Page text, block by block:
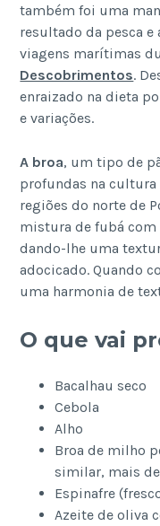
também foi uma
resultado da pesca
viagens marítimas
Descobrimentos.
enraizado na dieta
e variações.
A broa, um tipo de
profundas na
regiões do norte de
mistura de fubá
dando-lhe uma
adocicado. Quando
uma harmonia de
O que vai
Bacalhau seco
Cebola
Alho
Broa de milho
similar, mais
Espinafre
Azeite de oliva